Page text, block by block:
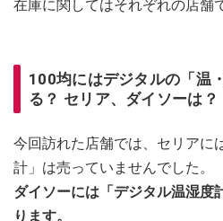
在庫に関してはそれぞれの店舗
100均にはデジタルの「温
る？ セリア、ダイソーは？
今回訪れた店舗では、セリアに
計」は売っていませんでした。
ダイソーには「デジタル温湿度
ります。